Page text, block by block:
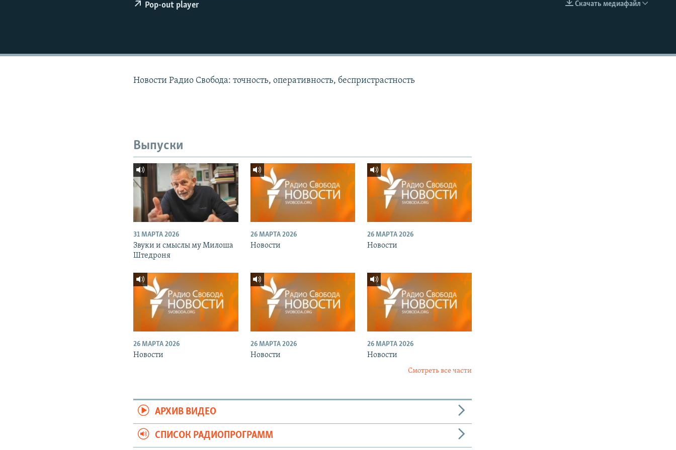
EMBED
Скачать медиафайл
Pop-out player
Новости Радио Свобода: точность, оперативность, беспристрастность
Выпуски
31 МАРТА 2026
Звуки и смыслы му Милоша
Штедроня
26 МАРТА 2026
Новости
26 МАРТА 2026
Новости
26 МАРТА 2026
Новости
26 МАРТА 2026
Новости
26 МАРТА 2026
Новости
Смотреть все части
АРХИВ ВИДЕО
СПИСОК РАДИОПРОГРАММ